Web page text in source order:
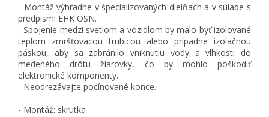
- Montáž výhradne v špecializovaných dielňach a v súlade s
predpismi EHK OSN.
- Spojenie medzi svetlom a vozidlom by malo byť izolované
teplom zmršťovacou trubicou alebo prípadne izolačnou
páskou, aby sa zabránilo vniknutiu vody a vlhkosti do
medeného drôtu žiarovky, čo by mohlo poškodiť
elektronické komponenty.
- Neodrezávajte pocínované konce.
- Montáž: skrutka